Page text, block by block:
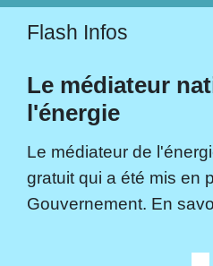
Flash Infos
Le médiateur
l'énergie
Le médiateur de
gratuit qui a été mis en
Gouvernement. En